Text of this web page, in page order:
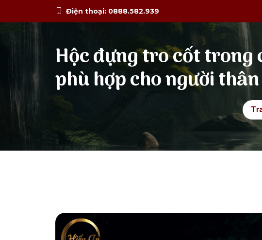
Điện thoại: 0888.582.939
Hộc đựng tro cốt trong
phù hợp cho người